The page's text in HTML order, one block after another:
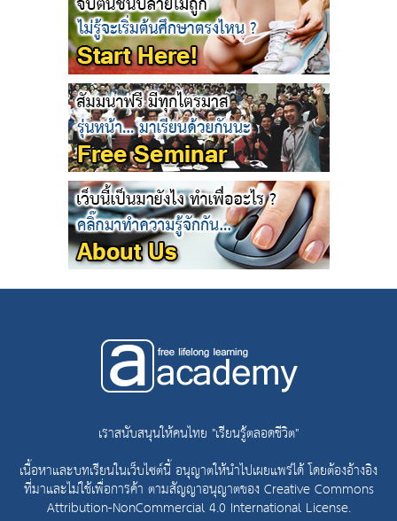
เราสนับสนุนให้คนไทย "เรียนรู้ตลอดชีวิต"
เนื้อหาและบทเรียนในเว็บไซต์นี้ อนุญาตให้นำไปเผยแพร่ได้ โดยต้องอ้างอิง
ที่มาและไม่ใช้เพื่อการค้า ตามสัญญาอนุญาตของ Creative Commons
Attribution-NonCommercial 4.0 International License.